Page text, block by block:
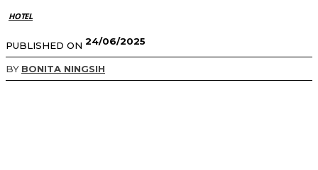
HOTEL
PUBLISHED ON 24/06/2025
BY BONITA NINGSIH